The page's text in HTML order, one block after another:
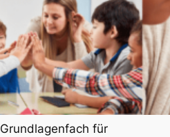
für